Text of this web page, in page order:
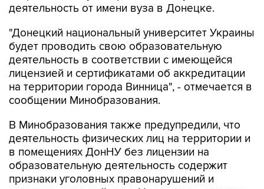
"Донецкий национальный университет Украины
деятельность в соответствии с имеющейся
лицензией и сертификатами об аккредитации
на территории города Винница", - отмечается в
сообщении Минобразования.
В Минобразования также предупредили, что
в помещениях ДонНУ без лицензии на
образовательную деятельность содержит
признаки уголовных правонарушений и
подпадает под действие Уголовного кодекса
Украины.